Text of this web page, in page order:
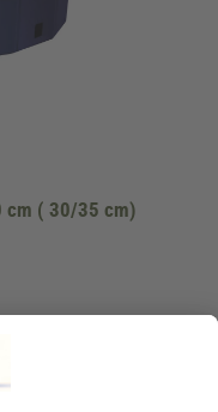
cm ( 30/35 cm)